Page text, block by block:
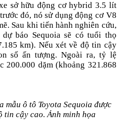
sở hữu động cơ hybrid 3.5 lít
đó, nó sử dụng động cơ V8
Sau khi tiến hành nghiên cứu,
báo Sequoia sẽ có tuổi thọ
km). Nếu xét về độ tin cậy
số ấn tượng. Ngoài ra, tỷ lệ
200.000 dặm (khoảng 321.868
mẫu ô tô Toyota Sequoia được
tin cậy cao. Ảnh minh họa